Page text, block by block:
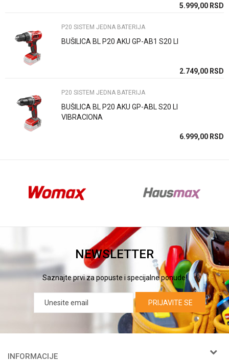
Anti-spam zaštita - izračunajte koliko je 4 + 1 :
POŠALJI
5.999,00 RSD
P20 SISTEM JEDNA BATERIJA
BUŠILICA BL P20 AKU GP-AB1 S20 LI
2.749,00 RSD
P20 SISTEM JEDNA BATERIJA
BUŠILICA BL P20 AKU GP-ABL S20 LI
VIBRACIONA
6.999,00 RSD
NEWSLETTER
Saznajte prvi za popuste i specijalne ponude!
PRIJAVITE SE
INFORMACIJE